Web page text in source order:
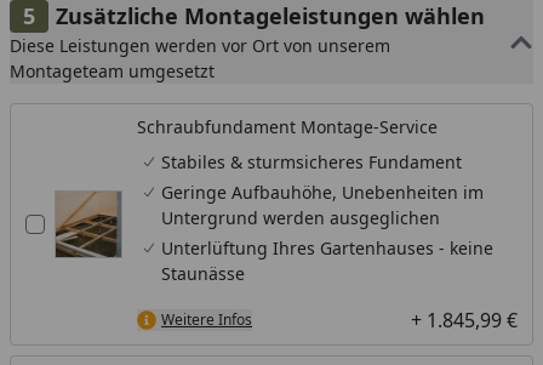
Zusätzliche Montageleistungen wählen
Diese Leistungen werden vor Ort von unserem
Montageteam umgesetzt
Schraubfundament Montage-Service
Stabiles & sturmsicheres Fundament
Geringe Aufbauhöhe, Unebenheiten im
Untergrund werden ausgeglichen
Unterlüftung Ihres Gartenhauses - keine
Staunässe
Weitere Infos + 1.845,99 €